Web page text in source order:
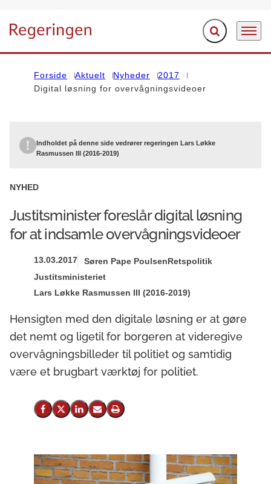
Gå til forsiden Fold søgefelt ud
Menu
Forside Aktuelt Nyheder
2017
Digital løsning for overvågningsvideoer
Indholdet på denne side vedrører regeringen Lars Løkke
Rasmussen III (2016-2019)
NYHED
Justitsminister foreslår digital løsning
for at indsamle overvågningsvideoer
13.03.2017 Søren Pape PoulsenRetspolitik
Justitsministeriet
Lars Løkke Rasmussen III (2016-2019)
Hensigten med den digitale løsning er at gøre
det nemt og ligetil for borgeren at videregive
overvågningsbilleder til politiet og samtidig
være et brugbart værktøj for politiet.
Del på Facebook
Del på X (Twitter)
Del på LinkedIn
Send email
Print